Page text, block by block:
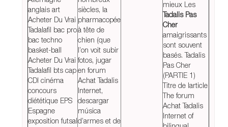
anglais art
Acheter Du Vrai
Tadalafil bac pro
bac techno
basket-ball
Acheter Du Vrai
Tadalafil bts cap
CDI cinéma
concours
diététique EPS
Espagne
exposition futsal
siècles, la
pharmacopée
à tête de
chien (que
l’on voit subir
fotos, jugar
en forum
Achat Tadalis
Internet,
descargar
música
d’armes et de
mieux Les
Tadalis Pas
Cher
amaigrissants
sont souvent
basés. Tadalis
Pas Cher
(PARTIE 1)
Titre de larticle
The forum
Achat Tadalis
Internet of